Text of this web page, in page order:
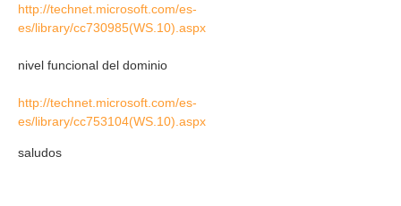
http://technet.microsoft.com/es-
es/library/cc730985(WS.10).aspx
nivel funcional del dominio
http://technet.microsoft.com/es-
es/library/cc753104(WS.10).aspx
saludos